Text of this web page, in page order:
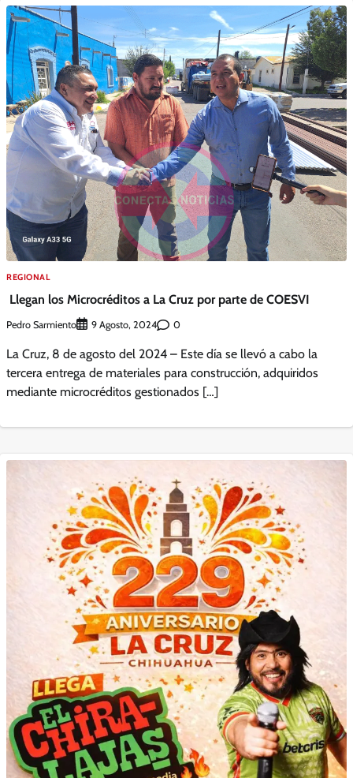
REGIONAL
Llegan los Microcréditos a La Cruz por parte de COESVI
Pedro Sarmiento 9 Agosto, 2024 0
La Cruz, 8 de agosto del 2024 – Este día se llevó a cabo la
tercera entrega de materiales para construcción, adquiridos
mediante microcréditos gestionados […]